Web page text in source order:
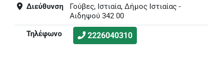
Διεύθυνση
Γούβες, Ιστιαία, Δήμος Ιστιαίας -
Αιδηψού 342 00
Τηλέφωνο
2226040310